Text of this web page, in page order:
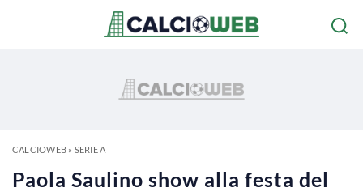
CALCIOWEB» SERIE A
Paola Saulino show alla festa del